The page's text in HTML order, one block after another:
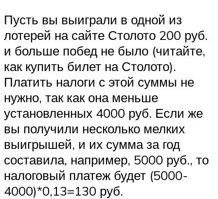
Пусть вы выиграли в одной из
лотерей на сайте Столото 200 руб.
и больше побед не было (читайте,
как купить билет на Столото).
Платить налоги с этой суммы не
нужно, так как она меньше
установленных 4000 руб. Если же
вы получили несколько мелких
выигрышей, и их сумма за год
составила, например, 5000 руб., то
налоговый платеж будет (5000-
4000)*0,13=130 руб.